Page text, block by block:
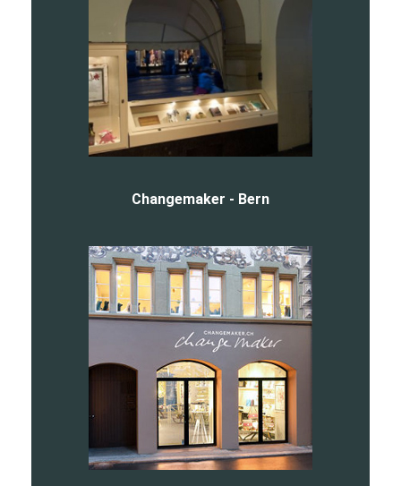
Changemaker - Bern